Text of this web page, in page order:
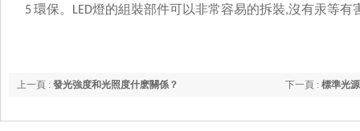
5 環保。 LED燈的組裝部件可以非常容易的拆裝,沒有汞等有
下一頁 : 標準光
上一頁 : 發光強度和光照度什麽關係？